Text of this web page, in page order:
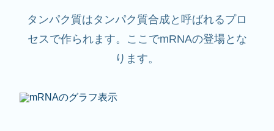
タンパク質はタンパク質合成と呼ばれるプロ
セスで作られます。ここでmRNAの登場とな
ります。